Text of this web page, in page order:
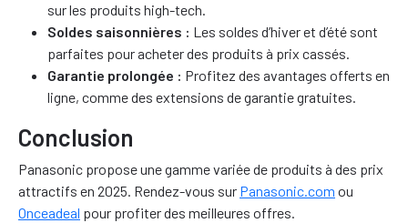
sur les produits high-tech.
Soldes saisonnières : Les soldes d’hiver et d’été sont
parfaites pour acheter des produits à prix cassés.
Garantie prolongée : Profitez des avantages offerts en
ligne, comme des extensions de garantie gratuites.
Conclusion
Panasonic propose une gamme variée de produits à des prix
attractifs en 2025. Rendez-vous sur Panasonic.com ou
Onceadeal pour profiter des meilleures offres.